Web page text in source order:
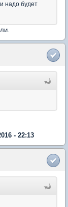
надо будет
- 22:13